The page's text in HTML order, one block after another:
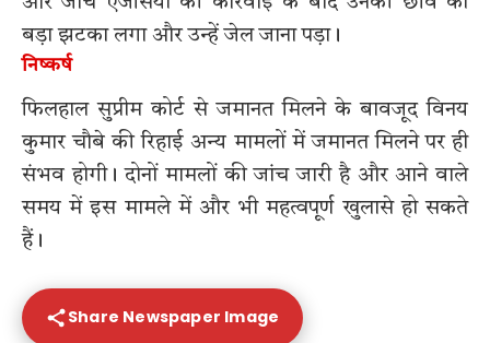
बड़ा झटका लगा और उन्हें जेल जाना पड़ा।
निष्कर्ष
फिलहाल सुप्रीम कोर्ट से जमानत मिलने के बावजूद विनय
कुमार चौबे की रिहाई अन्य मामलों में जमानत मिलने पर ही
संभव होगी। दोनों मामलों की जांच जारी है और आने वाले
समय में इस मामले में और भी महत्वपूर्ण खुलासे हो सकते
हैं।
Share Newspaper Image